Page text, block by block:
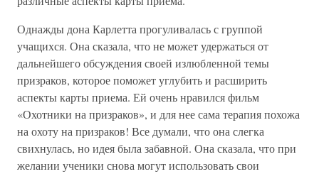
Однажды дона Карлетта прогуливалась с группой
учащихся. Она сказала, что не может удержаться от
дальнейшего обсуждения своей излюбленной темы
призраков, которое поможет углубить и расширить
аспекты карты приема. Ей очень нравился фильм
«Охотники на призраков», и для нее сама терапия похожа
на охоту на призраков! Все думали, что она слегка
свихнулась, но идея была забавной. Она сказала, что при
желании ученики снова могут использовать свои